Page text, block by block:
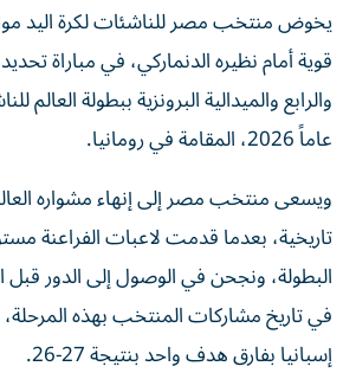
قوية أمام نظيره الدنماركي، في مباراة
عاماً 2026، المقامة في رومانيا.
ويسعى منتخب مصر إلى إنهاء مشواره
تاريخية، بعدما قدمت لاعبات الفراعنة
البطولة، ونجحن في الوصول إلى الدور قبل
في تاريخ مشاركات المنتخب بهذه
إسبانيا بفارق هدف واحد بنتيجة 27-26.